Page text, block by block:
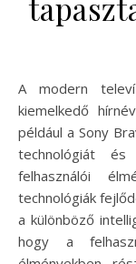
A modern televíziók piacán a Sony Bravia sorozat
kiemelkedő
például a Sony
technológiát
felhasználói
technológiák
a különböző
hogy a